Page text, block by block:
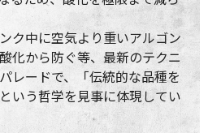
ク中に空気より重いアルゴン
化から防ぐ等、最新のテクニ
レードで、「伝統的な品種を
いう哲学を見事に体現してい